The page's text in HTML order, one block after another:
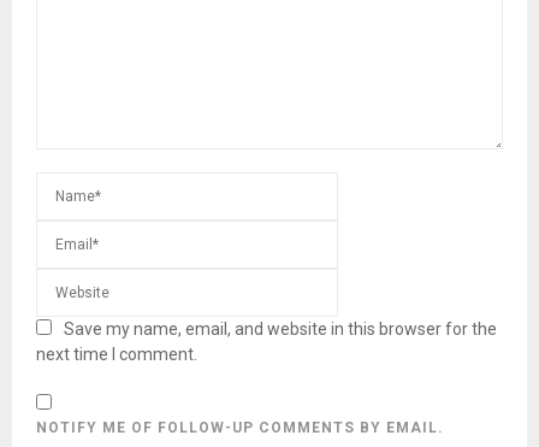
Save my name, email, and website in this browser for the
next time I comment.
NOTIFY ME OF FOLLOW-UP COMMENTS BY EMAIL.